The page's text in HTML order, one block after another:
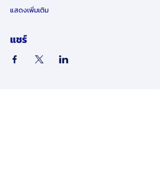
แสดงเพิ่มเติม
แชร์